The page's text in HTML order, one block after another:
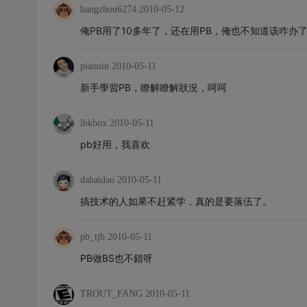
hangzhou6274 2010-05-12
俺PB用了10多年了，还在用PB，俺也不知道该咋办了
piaonin 2010-05-11
新手學習PB，瞭解瞭解狀況，呵呵
lbkbox 2010-05-11
pb好用，我喜欢
dahaidao 2010-05-11
搞技术的人如果不赶紧学，真的是要落伍了。
pb_tjb 2010-05-11
PB做BS也不錯呀
TROUT_FANG 2010-05-11